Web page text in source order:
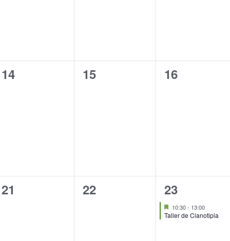
0
14
0
15
0
16
0
21
0
22
1
evento,
23
Destacado
10:30- 13:00
Taller de Cianotipia